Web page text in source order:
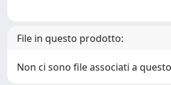
File in questo prodotto:
Non ci sono file associati a